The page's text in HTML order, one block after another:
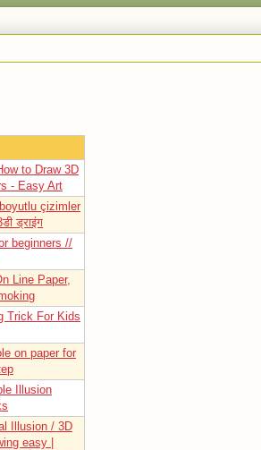
to Draw 3D
- Easy Art
çizimler
ड्राइंग
beginners //
Line Paper,
Trick For Kids
on paper for
Illusion
Illusion / 3D
easy |